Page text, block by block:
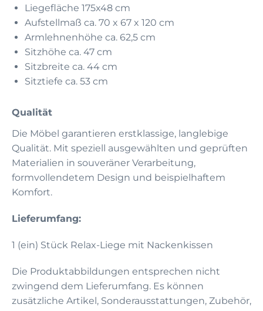
Liegefläche 175x48 cm
Aufstellmaß ca. 70 x 67 x 120 cm
Armlehnenhöhe ca. 62,5 cm
Sitzhöhe ca. 47 cm
Sitzbreite ca. 44 cm
Sitztiefe ca. 53 cm
Qualität
Die Möbel garantieren erstklassige, langlebige
Qualität. Mit speziell ausgewählten und geprüften
Materialien in souveräner Verarbeitung,
formvollendetem Design und beispielhaftem
Komfort.
Lieferumfang:
1 (ein) Stück Relax-Liege mit Nackenkissen
Die Produktabbildungen entsprechen nicht
zwingend dem Lieferumfang. Es können
zusätzliche Artikel, Sonderausstattungen, Zubehör,